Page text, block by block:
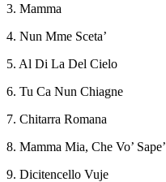
3. Mamma
4. Nun Mme Sceta’
5. Al Di La Del Cielo
6. Tu Ca Nun Chiagne
7. Chitarra Romana
8. Mamma Mia, Che Vo’ Sape’
9. Dicitencello Vuje